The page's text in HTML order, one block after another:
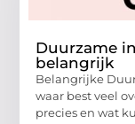
Duurzame
belangrijk
Belangrijke
waar best veel
precies en wat